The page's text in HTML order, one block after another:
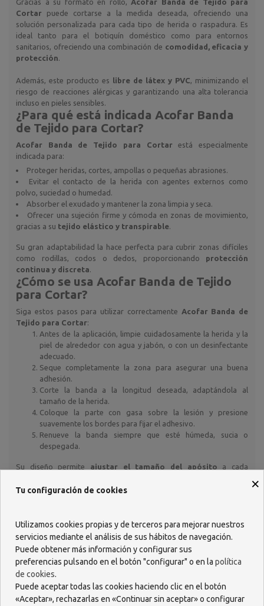
Cortar puede cortarse a la medida deseada, ofreciendo una
solución personalizada para cada tipo de herida o raspadura. Es
ideal tanto para el botiquín doméstico como para entornos
sanitarios, ofreciendo una combinación de comodidad, eficacia y
protección
Además, este producto es libre de látex y PVC , minimizando el
riesgo de reacciones alérgicas y garantizando una alta tolerancia
incluso en pieles sensibles.
¿Para qué está indicada Acofar Banda
de Tejido para Cortar?
Acofar Banda de Tejido para Cortar está especialmente
indicada para:
Proteger heridas, cortes, ampollas o pequeñas abrasiones.
Evitar el contacto de la herida con agentes externos como
polvo, suciedad o humedad.
Absorber el exudado y mantener la zona limpia y seca.
Ofrecer una sujeción firme y cómoda en zonas de movimiento,
gracias a su tejido elástico y transpirable
Su gran adaptabilidad la hace perfecta para cubrir zonas difíciles
como rodillas, codos o dedos, proporcionando protección
continua y discreta
¿Cómo se usa Acofar Banda de Tejido
para Cortar?
Siga estos pasos para utilizar correctamente Acofar Banda de
Tejido para Cortar:
Antes de la aplicación, limpie cuidadosamente la herida y la
piel de alrededor con agua y jabón, o con un desinfectante
adecuado.
Seque completamente la zona para asegurar una buena
adhesión.
Corte la banda a la longitud deseada, adaptándola al
tamaño de la herida.
Coloque la parte con gasa sobre la lesión y presione
suavemente los bordes para fijar el adhesivo.
Renueve la banda siempre que esté húmeda, sucia o
despegada.
Su diseño permite ajustar el tamaño del apósito a cada
eficiente.
beneficios:
contra la suciedad y los agentes externos.
Gran capacidad de absorcióngracias a su capa interna de
gasa.
Comodidad y adaptabilidad
transpirable.
Formato ajustableque permite cortar la cantidad exacta
×
Tu configuración de cookies
Utilizamos cookies propias y de terceros para mejorar nuestros
servicios mediante el análisis de sus hábitos de navegación.
Puede obtener más información y configurar sus
preferencias pulsando en el botón "configurar" o en la política
de cookies.
Puede aceptar todas las cookies haciendo clic en el botón
«Aceptar», rechazarlas en «Continuar sin aceptar» o configurar